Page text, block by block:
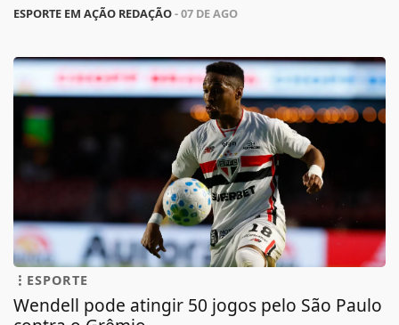
ESPORTE EM AÇÃO REDAÇÃO- 07 DE AGO
ESPORTE
Wendell pode atingir 50 jogos pelo São Paulo